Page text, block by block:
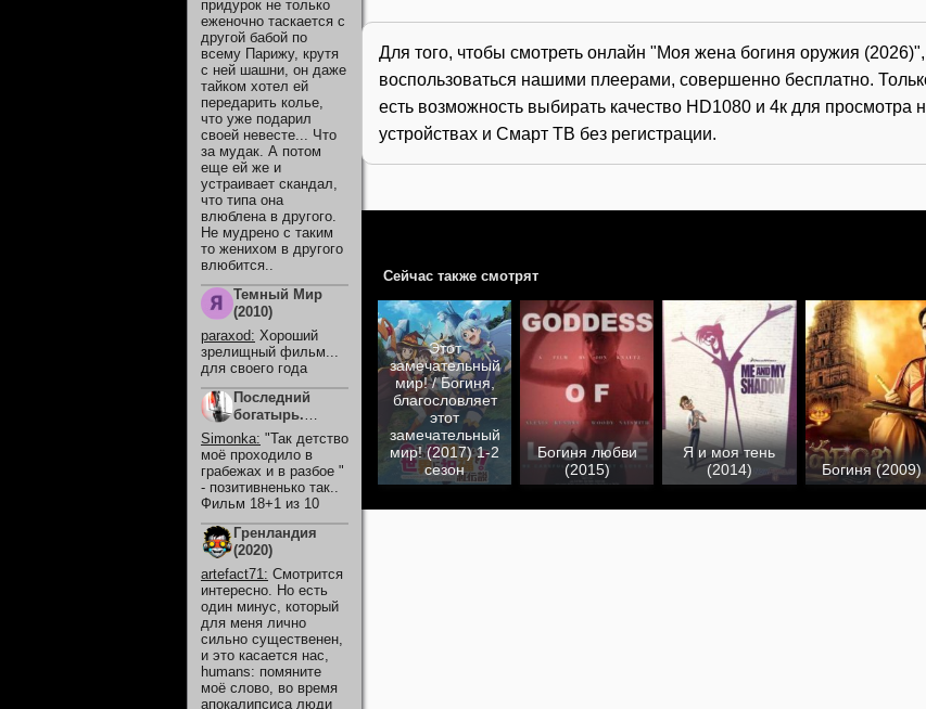
Для того, чтобы смотреть онлайн "Моя жена богиня оружия
воспользоваться нашими плеерами, совершенно бесплатно.
есть возможность выбирать качество HD1080 и 4к для просмотра
устройствах и Смарт ТВ без регистрации.
Сейчас также смотрят
Этот
замечательный
мир! / Богиня,
благословляет
этот
замечательный
мир! (2017) 1-2
сезон
Богиня любви
(2015)
Я и моя тень
(2014)
Богиня (2009)
придурок не только
еженочно таскается с
другой бабой по
всему Парижу, крутя
с ней шашни, он даже
тайком хотел ей
передарить колье,
что уже подарил
своей невесте... Что
за мудак. А потом
еще ей же и
устраивает скандал,
что типа она
влюблена в другого.
Не мудрено с таким
то женихом в другого
влюбится..
Темный Мир
(2010)
paraxod: Хороший
зрелищный фильм...
для своего года
Последний
богатырь.
Колобок (2026)
Simonka: "Так детство
моё проходило в
грабежах и в разбое "
- позитивненько так..
Фильм 18+1 из 10
Гренландия
(2020)
artefact71: Смотрится
интересно. Но есть
один минус, который
для меня лично
сильно существенен,
и это касается нас,
humans: помяните
моё слово, во время
апокалипсиса люди